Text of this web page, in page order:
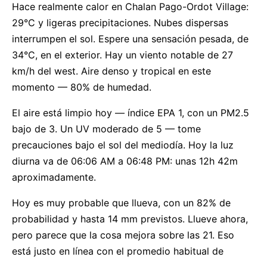
Hace realmente calor en Chalan Pago-Ordot Village:
29°C y ligeras precipitaciones. Nubes dispersas
interrumpen el sol. Espere una sensación pesada, de
34°C, en el exterior. Hay un viento notable de 27
km/h del west. Aire denso y tropical en este
momento — 80% de humedad.
El aire está limpio hoy — índice EPA 1, con un PM2.5
bajo de 3. Un UV moderado de 5 — tome
precauciones bajo el sol del mediodía. Hoy la luz
diurna va de 06:06 AM a 06:48 PM: unas 12h 42m
aproximadamente.
Hoy es muy probable que llueva, con un 82% de
probabilidad y hasta 14 mm previstos. Llueve ahora,
pero parece que la cosa mejora sobre las 21. Eso
está justo en línea con el promedio habitual de